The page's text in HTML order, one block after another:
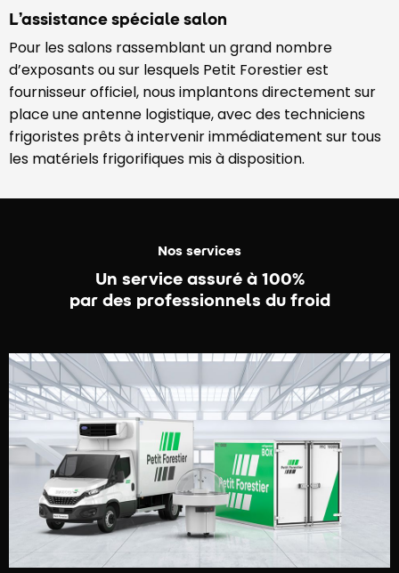
L’assistance spéciale salon
Pour les salons rassemblant un grand nombre
d’exposants ou sur lesquels Petit Forestier est
fournisseur officiel, nous implantons directement sur
place une antenne logistique, avec des techniciens
frigoristes prêts à intervenir immédiatement sur tous
les matériels frigorifiques mis à disposition.
Nos services
Un service assuré à 100%
par des professionnels du froid